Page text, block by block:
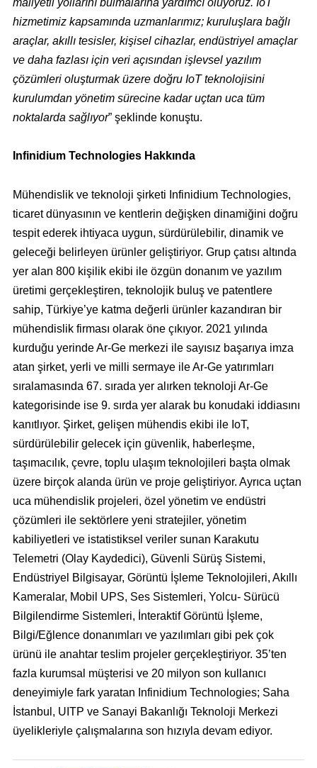
maliyetli yollarını bulmalarına yardımcı oluyoruz. IoT
hizmetimiz kapsamında uzmanlarımız; kuruluşlara bağlı
araçlar, akıllı tesisler, kişisel cihazlar, endüstriyel amaçlar
ve daha fazlası için veri açısından işlevsel yazılım
çözümleri oluşturmak üzere doğru IoT teknolojisini
kurulumdan yönetim sürecine kadar uçtan uca tüm
noktalarda sağlıyor” şeklinde konuştu.
Infinidium Technologies Hakkında
Mühendislik ve teknoloji şirketi Infinidium Technologies,
ticaret dünyasının ve kentlerin değişken dinamiğini doğru
tespit ederek ihtiyaca uygun, sürdürülebilir, dinamik ve
geleceği belirleyen ürünler geliştiriyor. Grup çatısı altında
yer alan 800 kişilik ekibi ile özgün donanım ve yazılım
üretimi gerçekleştiren, teknolojik buluş ve patentlere
sahip, Türkiye’ye katma değerli ürünler kazandıran bir
mühendislik firması olarak öne çıkıyor. 2021 yılında
kurduğu yerinde Ar-Ge merkezi ile sayısız başarıya imza
atan şirket, yerli ve milli sermaye ile Ar-Ge yatırımları
sıralamasında 67. sırada yer alırken teknoloji Ar-Ge
kategorisinde ise 9. sırda yer alarak bu konudaki iddiasını
kanıtlıyor. Şirket, gelişen mühendis ekibi ile IoT,
sürdürülebilir gelecek için güvenlik, haberleşme,
taşımacılık, çevre, toplu ulaşım teknolojileri başta olmak
üzere birçok alanda ürün ve proje geliştiriyor. Ayrıca uçtan
uca mühendislik projeleri, özel yönetim ve endüstri
çözümleri ile sektörlere yeni stratejiler, yönetim
kabiliyetleri ve istatistiksel veriler sunan Karakutu
Telemetri (Olay Kaydedici), Güvenli Sürüş Sistemi,
Endüstriyel Bilgisayar, Görüntü İşleme Teknolojileri, Akıllı
Kameralar, Mobil UPS, Ses Sistemleri, Yolcu- Sürücü
Bilgilendirme Sistemleri, İnteraktif Görüntü İşleme,
Bilgi/Eğlence donanımları ve yazılımları gibi pek çok
ürünü ile anahtar teslim projeler gerçekleştiriyor. 35’ten
fazla kurumsal müşterisi ve 20 milyon son kullanıcı
deneyimiyle fark yaratan Infinidium Technologies; Saha
İstanbul, UITP ve Sanayi Bakanlığı Teknoloji Merkezi
üyelikleriyle çalışmalarına son hızıyla devam ediyor.